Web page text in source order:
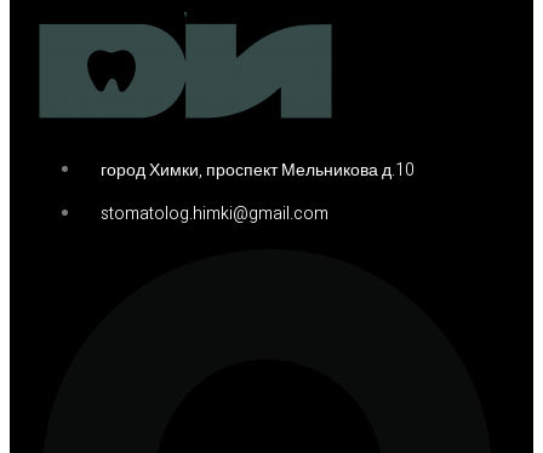
город Химки, проспект Мельникова д.10
stomatolog.himki@gmail.com